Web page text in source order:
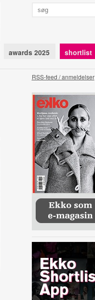
awards 2025 shortlist
RSS-feed / anmeldelser